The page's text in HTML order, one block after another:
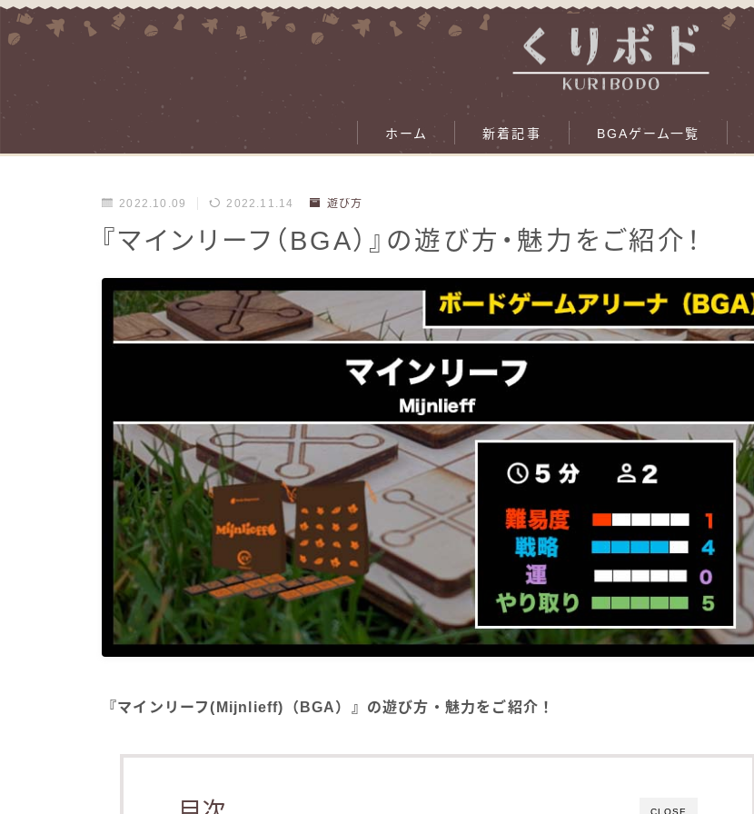
ホーム 新着記事 BGAゲーム一覧
2022.10.09 2022.11.14 遊び方
『マインリーフ（BGA）』の遊び方・魅力をご紹介！
『マインリーフ(Mijnlieff)（BGA）』の遊び方・魅力をご紹介！
CLOSE